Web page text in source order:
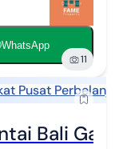
WhatsApp
11
Pusat
Bali